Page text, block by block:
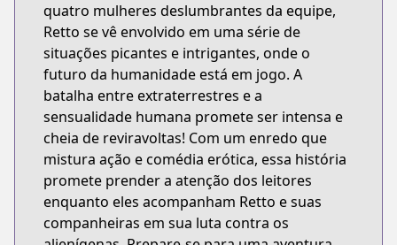
quatro mulheres deslumbrantes da equipe,
Retto se vê envolvido em uma série de
situações picantes e intrigantes, onde o
futuro da humanidade está em jogo. A
batalha entre extraterrestres e a
sensualidade humana promete ser intensa e
cheia de reviravoltas! Com um enredo que
mistura ação e comédia erótica, essa história
promete prender a atenção dos leitores
enquanto eles acompanham Retto e suas
companheiras em sua luta contra os